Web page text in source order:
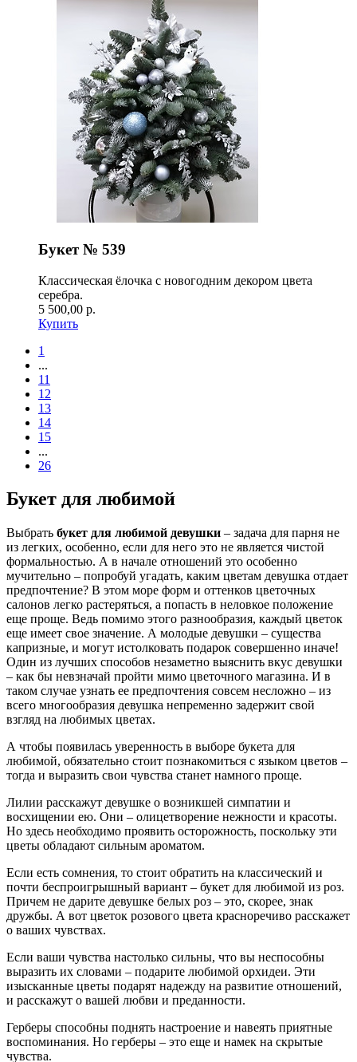
Букет № 539
Классическая ёлочка с новогодним декором цвета
серебра.
5 500,00 р.
Купить
1
...
11
12
13
14
15
...
26
Букет для любимой
Выбрать букет для любимой девушки – задача для парня не
из легких, особенно, если для него это не является чистой
формальностью. А в начале отношений это особенно
мучительно – попробуй угадать, каким цветам девушка отдает
предпочтение? В этом море форм и оттенков цветочных
салонов легко растеряться, а попасть в неловкое положение
еще проще. Ведь помимо этого разнообразия, каждый цветок
еще имеет свое значение. А молодые девушки – существа
капризные, и могут истолковать подарок совершенно иначе!
Один из лучших способов незаметно выяснить вкус девушки
– как бы невзначай пройти мимо цветочного магазина. И в
таком случае узнать ее предпочтения совсем несложно – из
всего многообразия девушка непременно задержит свой
взгляд на любимых цветах.
А чтобы появилась уверенность в выборе букета для
любимой, обязательно стоит познакомиться с языком цветов –
тогда и выразить свои чувства станет намного проще.
Лилии расскажут девушке о возникшей симпатии и
восхищении ею. Они – олицетворение нежности и красоты.
Но здесь необходимо проявить осторожность, поскольку эти
цветы обладают сильным ароматом.
Если есть сомнения, то стоит обратить на классический и
почти беспроигрышный вариант – букет для любимой из роз.
Причем не дарите девушке белых роз – это, скорее, знак
дружбы. А вот цветок розового цвета красноречиво расскажет
о ваших чувствах.
Если ваши чувства настолько сильны, что вы неспособны
выразить их словами – подарите любимой орхидеи. Эти
изысканные цветы подарят надежду на развитие отношений,
и расскажут о вашей любви и преданности.
Герберы способны поднять настроение и навеять приятные
воспоминания. Но герберы – это еще и намек на скрытые
чувства.